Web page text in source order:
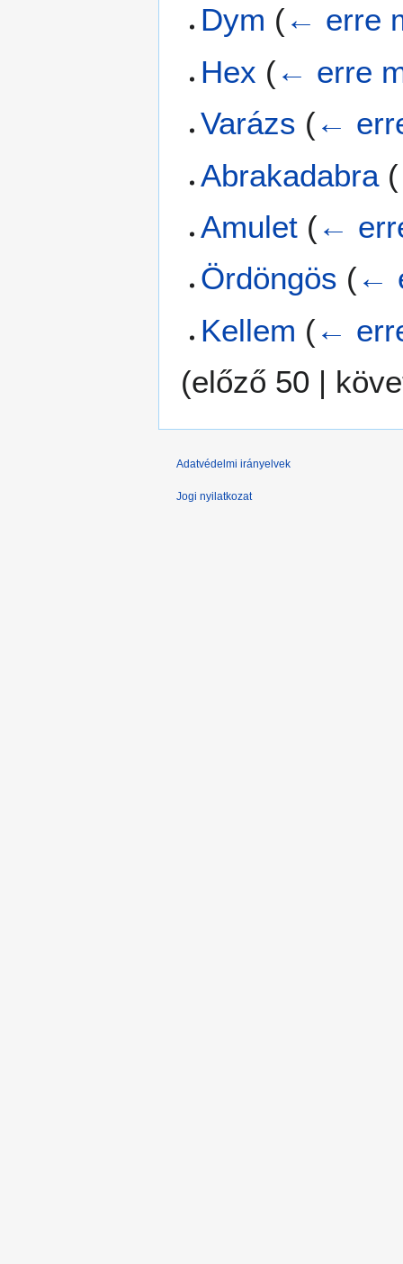
Dym (← erre
Hex (← erre
Varázs (←
Abrakadabra (
Amulet (←
Ördöngös (←
Kellem (←
(előző 50 |
Adatvédelmi irányelvek
Jogi nyilatkozat